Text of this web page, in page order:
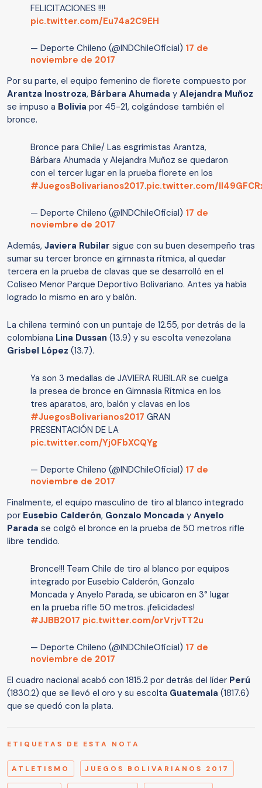
FELICITACIONES !!!!
pic.twitter.com/Eu74a2C9EH
— Deporte Chileno (@INDChileOficial) 17 de
noviembre de 2017
Por su parte, el equipo femenino de florete compuesto por
Arantza Inostroza, Bárbara Ahumada y Alejandra Muñoz
se impuso a Bolivia por 45-21, colgándose también el
bronce.
Bronce para Chile/ Las esgrimistas Arantza,
Bárbara Ahumada y Alejandra Muñoz se quedaron
con el tercer lugar en la prueba florete en los
#JuegosBolivarianos2017.pic.twitter.com/
— Deporte Chileno (@INDChileOficial) 17 de
noviembre de 2017
Además, Javiera Rubilar sigue con su buen desempeño tras
sumar su tercer bronce en gimnasta rítmica, al quedar
tercera en la prueba de clavas que se desarrolló en el
Coliseo Menor Parque Deportivo Bolivariano. Antes ya había
logrado lo mismo en aro y balón.
La chilena terminó con un puntaje de 12.55, por detrás de la
colombiana Lina Dussan (13.9) y su escolta venezolana
Grisbel López (13.7).
Ya son 3 medallas de JAVIERA RUBILAR se cuelga
la presea de bronce en Gimnasia Rítmica en los
tres aparatos, aro, balón y clavas en los
#JuegosBolivarianos2017 GRAN
PRESENTACIÓN DE LA
pic.twitter.com/Yj0FbXCQYg
— Deporte Chileno (@INDChileOficial) 17 de
noviembre de 2017
Finalmente, el equipo masculino de tiro al blanco integrado
por Eusebio Calderón, Gonzalo Moncada y Anyelo
Parada se colgó el bronce en la prueba de 50 metros rifle
libre tendido.
Bronce!!! Team Chile de tiro al blanco por equipos
integrado por Eusebio Calderón, Gonzalo
Moncada y Anyelo Parada, se ubicaron en 3° lugar
en la prueba rifle 50 metros. ¡felicidades!
#JJBB2017 pic.twitter.com/orVrjvTT2u
— Deporte Chileno (@INDChileOficial) 17 de
noviembre de 2017
El cuadro nacional acabó con 1815.2 por detrás del líder Perú
(1830.2) que se llevó el oro y su escolta Guatemala (1817.6)
que se quedó con la plata.
ETIQUETAS DE ESTA NOTA
ATLETISMO JUEGOS BOLIVARIANOS 2017